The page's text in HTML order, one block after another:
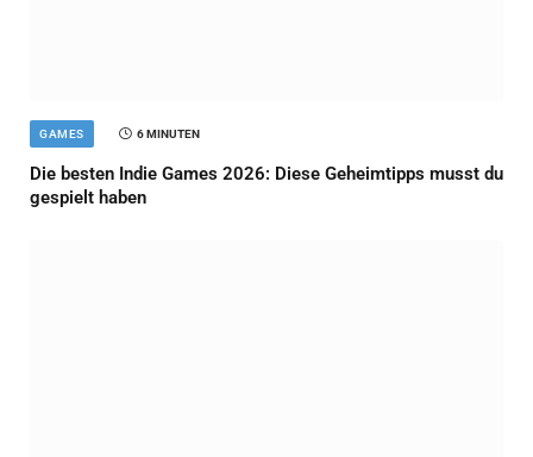
GAMES 6 MINUTEN
Die besten Indie Games 2026: Diese Geheimtipps musst du
gespielt haben